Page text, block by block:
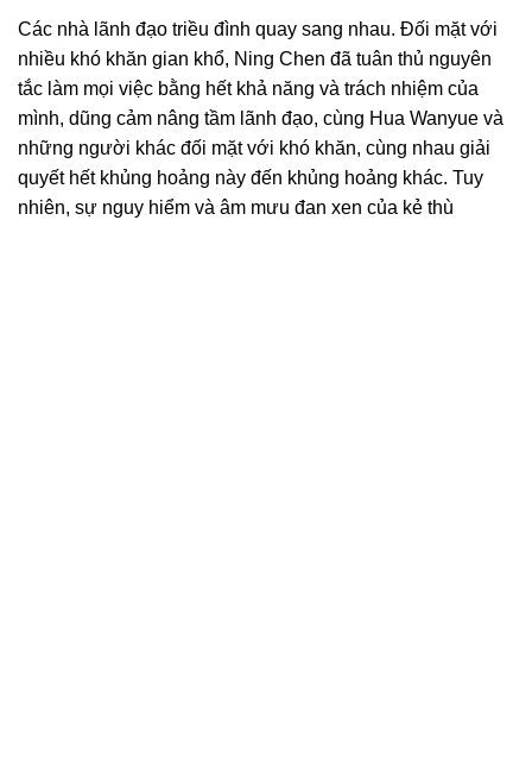
Các nhà lãnh đạo triều đình quay sang nhau. Đối mặt với
nhiều khó khăn gian khổ, Ning Chen đã tuân thủ nguyên
tắc làm mọi việc bằng hết khả năng và trách nhiệm của
mình, dũng cảm nâng tầm lãnh đạo, cùng Hua Wanyue và
những người khác đối mặt với khó khăn, cùng nhau giải
quyết hết khủng hoảng này đến khủng hoảng khác. Tuy
nhiên, sự nguy hiểm và âm mưu đan xen của kẻ thù